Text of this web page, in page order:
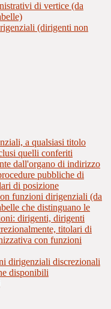
di vertice (da
(dirigenti non
a qualsiasi titolo
quelli conferiti
dall'organo di indirizzo
pubbliche di
di posizione
funzioni dirigenziali (da
che distinguano le
dirigenti, dirigenti
titolari di
con funzioni
dirigenziali discrezionali
disponibili